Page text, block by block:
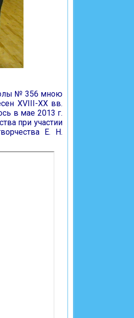
№ 356 мною
XVIII-XX вв.
в мае 2013 г.
при участии
Е. Н.